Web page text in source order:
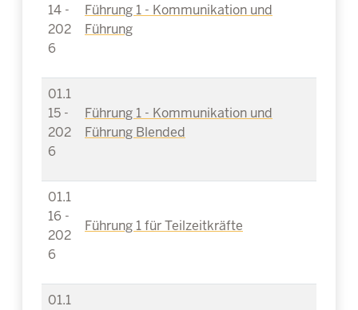
14 -
202
6
Führung 1 - Kommunikation und
Führung
01.1
15 -
202
6
Führung 1 - Kommunikation und
Führung Blended
01.1
16 -
202
6
Führung 1 für Teilzeitkräfte
01.1